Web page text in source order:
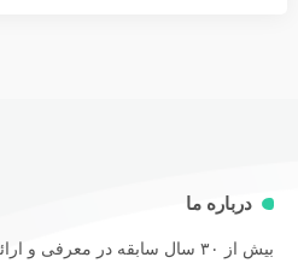
درباره ما
بیش از ۳۰ سال سابقه در معرفی